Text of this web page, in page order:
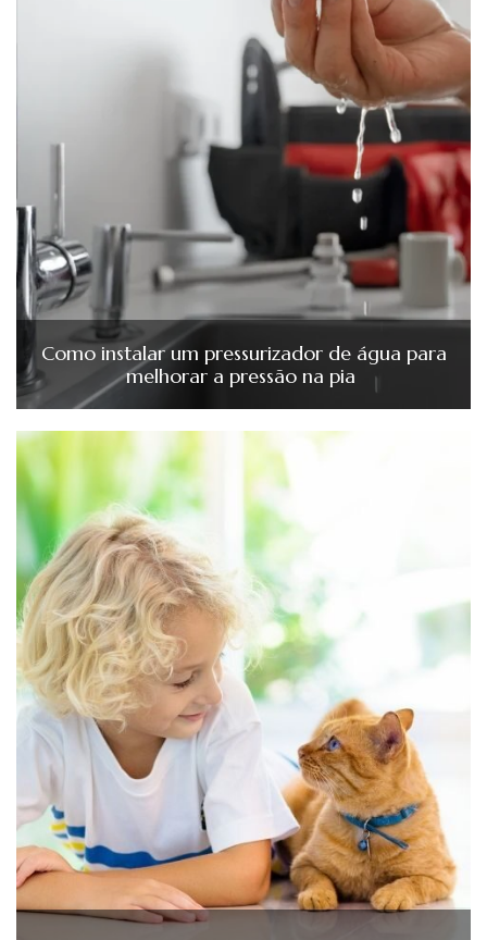
Como instalar um pressurizador de água para
melhorar a pressão na pia